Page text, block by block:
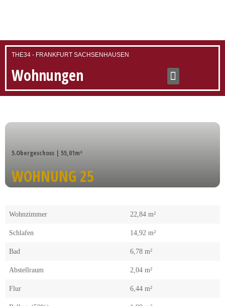
THE34 - FRANKFURT SACHSENHAUSEN
Wohnungen
5.Obergeschoss | 55,01m²
WOHNUNG 25
Wohnzimmer 22,84 m²
Schlafen 14,92 m²
Bad 6,78 m²
Abstellraum 2,04 m²
Flur 6,44 m²